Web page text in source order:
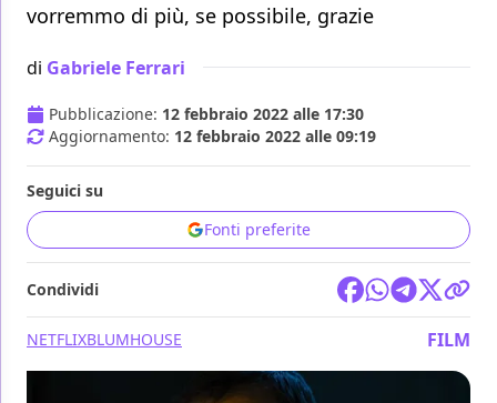
vorremmo di più, se possibile, grazie
di Gabriele Ferrari
Pubblicazione: 12 febbraio 2022 alle 17:30
Aggiornamento: 12 febbraio 2022 alle 09:19
Seguici su
Fonti preferite
Condividi
NETFLIXBLUMHOUSE FILM